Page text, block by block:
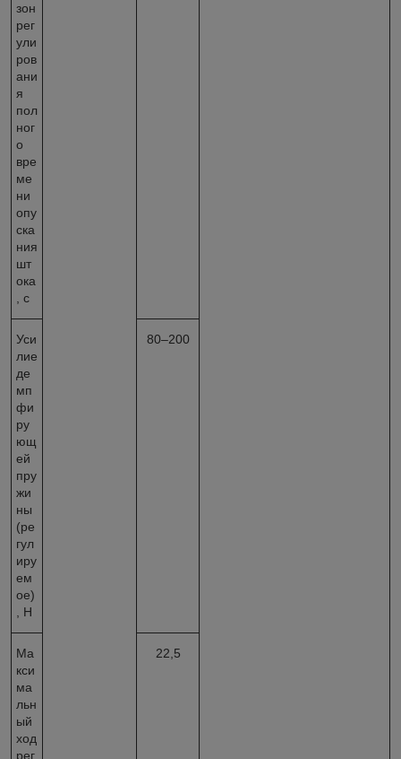
зон
рег
ули
ров
ани
я
пол
ног
о
вре
ме
ни
опу
ска
ния
шт
ока
, с
Уси
лие
де
мп
фи
ру
ющ
ей
пру
жи
ны
(ре
гул
иру
ем
ое)
, Н
80–200
Ма
кси
ма
льн
ый
ход
рег
22,5